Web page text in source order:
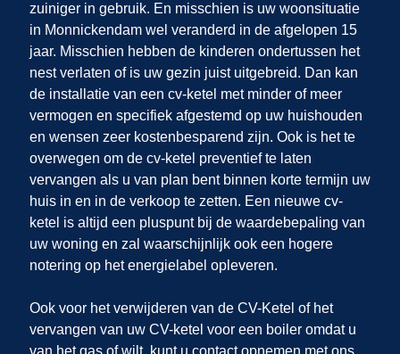
zuiniger in gebruik. En misschien is uw woonsituatie
in Monnickendam wel veranderd in de afgelopen 15
jaar. Misschien hebben de kinderen ondertussen het
nest verlaten of is uw gezin juist uitgebreid. Dan kan
de installatie van een cv-ketel met minder of meer
vermogen en specifiek afgestemd op uw huishouden
en wensen zeer kostenbesparend zijn. Ook is het te
overwegen om de cv-ketel preventief te laten
vervangen als u van plan bent binnen korte termijn uw
huis in en in de verkoop te zetten. Een nieuwe cv-
ketel is altijd een pluspunt bij de waardebepaling van
uw woning en zal waarschijnlijk ook een hogere
notering op het energielabel opleveren.
Ook voor het verwijderen van de CV-Ketel of het
vervangen van uw CV-ketel voor een boiler omdat u